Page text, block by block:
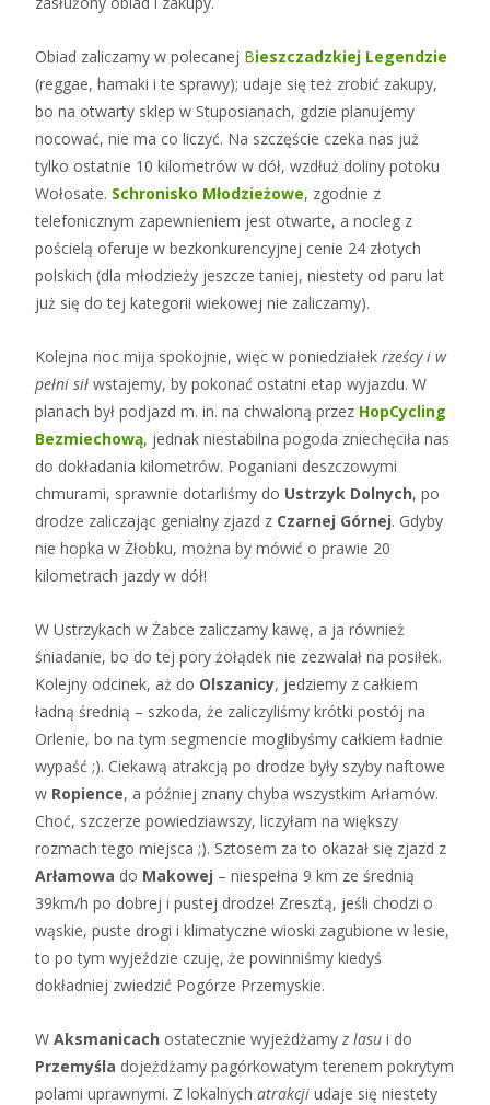
Obiad zaliczamy w polecanej Bieszczadzkiej Legendzie
(reggae, hamaki i te sprawy); udaje się też zrobić zakupy,
bo na otwarty sklep w Stuposianach, gdzie planujemy
nocować, nie ma co liczyć. Na szczęście czeka nas już
tylko ostatnie 10 kilometrów w dół, wzdłuż doliny potoku
Wołosate. Schronisko Młodzieżowe, zgodnie z
telefonicznym zapewnieniem jest otwarte, a nocleg z
pościelą oferuje w bezkonkurencyjnej cenie 24 złotych
polskich (dla młodzieży jeszcze taniej, niestety od paru lat
już się do tej kategorii wiekowej nie zaliczamy).
Kolejna noc mija spokojnie, więc w poniedziałek rześcy i w
pełni sił wstajemy, by pokonać ostatni etap wyjazdu. W
planach był podjazd m. in. na chwaloną przez HopCycling
Bezmiechową, jednak niestabilna pogoda zniechęciła nas
do dokładania kilometrów. Poganiani deszczowymi
chmurami, sprawnie dotarliśmy do Ustrzyk Dolnych, po
drodze zaliczając genialny zjazd z Czarnej Górnej. Gdyby
nie hopka w Żłobku, można by mówić o prawie 20
kilometrach jazdy w dół!
W Ustrzykach w Żabce zaliczamy kawę, a ja również
śniadanie, bo do tej pory żołądek nie zezwalał na posiłek.
Kolejny odcinek, aż do Olszanicy, jedziemy z całkiem
ładną średnią – szkoda, że zaliczyliśmy krótki postój na
Orlenie, bo na tym segmencie moglibyśmy całkiem ładnie
wypaść ;). Ciekawą atrakcją po drodze były szyby naftowe
w Ropience, a później znany chyba wszystkim Arłamów.
Choć, szczerze powiedziawszy, liczyłam na większy
rozmach tego miejsca ;). Sztosem za to okazał się zjazd z
Arłamowa do Makowej – niespełna 9 km ze średnią
39km/h po dobrej i pustej drodze! Zresztą, jeśli chodzi o
wąskie, puste drogi i klimatyczne wioski zagubione w lesie,
to po tym wyjeździe czuję, że powinniśmy kiedyś
dokładniej zwiedzić Pogórze Przemyskie.
W Aksmanicach ostatecznie wyjeżdżamy z lasu i do
Przemyśla dojeżdżamy pagórkowatym terenem pokrytym
polami uprawnymi. Z lokalnych atrakcji udaje się niestety